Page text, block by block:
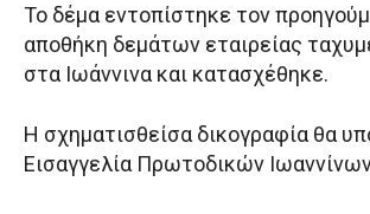
Το δέμα εντοπίστηκε τον
αποθήκη δεμάτων εταιρείας
στα Ιωάννινα και κατασχέθηκε.
Η σχηματισθείσα δικογραφία θα
Εισαγγελία Πρωτοδικών